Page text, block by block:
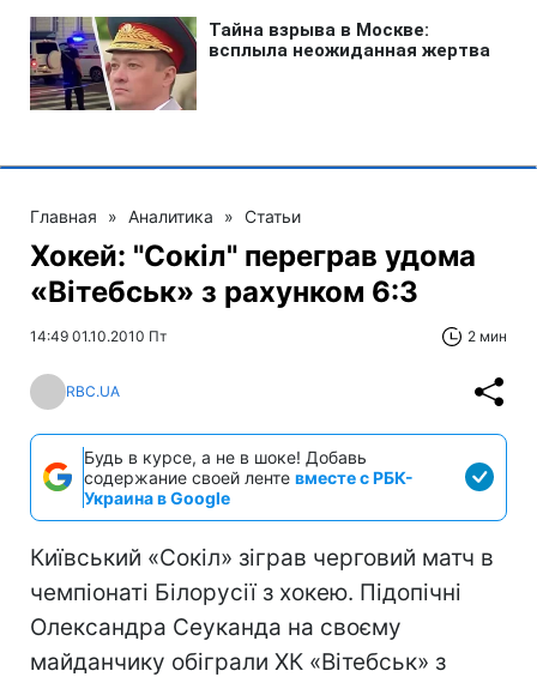
Главная » Аналитика » Статьи
Хокей: "Сокіл" переграв удома
«Вітебськ» з рахунком 6:3
14:49 01.10.2010 Пт 2 мин
RBC.UA
Будь в курсе, а не в шоке! Добавь
содержание своей ленте вместе с РБК-
Украина в Google
Київський «Сокіл» зіграв черговий матч в
чемпіонаті Білорусії з хокею. Підопічні
Олександра Сеуканда на своєму
майданчику обіграли ХК «Вітебськ» з